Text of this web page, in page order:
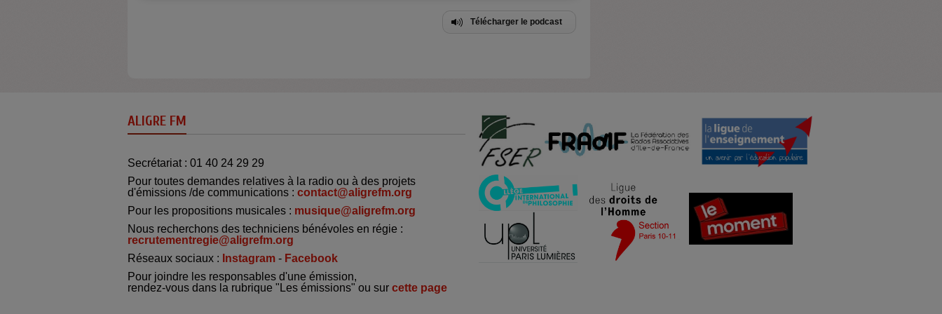
Télécharger le podcast
ALIGRE FM
Secrétariat : 01 40 24 29 29
Pour toutes demandes relatives à la radio ou à des projets
d'émissions /de communications : contact@aligrefm.org
Pour les propositions musicales : musique@aligrefm.org
Nous recherchons des techniciens bénévoles en régie :
recrutementregie@aligrefm.org
Réseaux sociaux : Instagram - Facebook
Pour joindre les responsables d'une émission,
rendez-vous dans la rubrique "Les émissions" ou sur cette page